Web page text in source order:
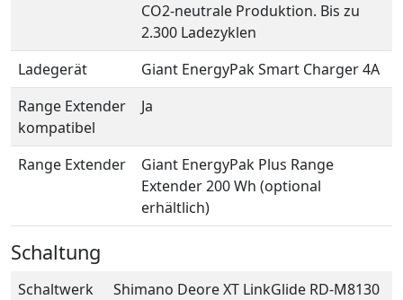
CO2-neutrale Produktion. Bis zu
2.300 Ladezyklen
Ladegerät
Giant EnergyPak Smart Charger 4A
Range Extender
kompatibel
Ja
Range Extender
Giant EnergyPak Plus Range
Extender 200 Wh (optional
erhältlich)
Schaltung
Schaltwerk
Shimano Deore XT LinkGlide RD-M8130